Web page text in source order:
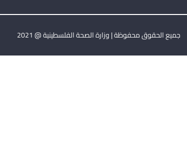
جميع الحقوق محفوظة | وزارة الصحة الفلسطينية @ 2021